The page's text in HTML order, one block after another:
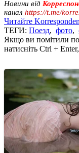
Новини від
канал https://t.me/
Читайте
ТЕГИ: Поезд, фото,
Якщо ви помітили
натисніть Ctrl +